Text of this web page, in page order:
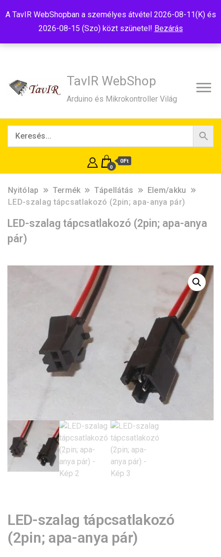
A TavIR WebShopban a személyes átvétel 2026-08-11(K) és
2026-08-15 (Szo) közt szünetel! Bezárás
TavIR WebShop
Arduino és Mikrokontroller Világ
0
0Ft
Nyitólap Termék Tápellátás
Elem/akku
LED-szalag tápcsatlakozó (2pin; apa-anya pár)
LED-szalag tápcsatlakozó (2pin; apa-anya
pár)
LED-szalag tápcsatlakozó
(2pin; apa-anya pár)